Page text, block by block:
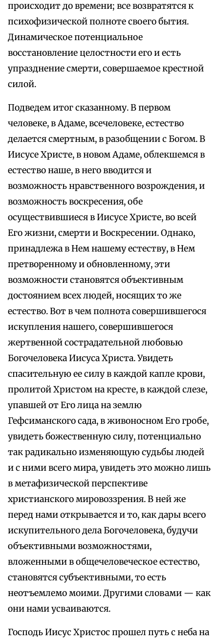
происходит до времени; все возвратятся к
психофизической полноте своего бытия.
Динамическое потенциальное
восстановление целостности его и есть
упразднение смерти, совершаемое крестной
силой.
Подведем итог сказанному. В первом
человеке, в Адаме, всечеловеке, естество
делается смертным, в разобщении с Богом. В
Иисусе Христе, в новом Адаме, облекшемся в
естество наше, в него вводится и
возможность нравственного возрождения, и
возможность воскресения, обе
осуществившиеся в Иисусе Христе, во всей
Его жизни, смерти и Воскресении. Однако,
принадлежа в Нем нашему естеству, в Нем
претворенному и обновленному, эти
возможности становятся объективным
достоянием всех людей, носящих то же
естество. Вот в чем полнота совершившегося
искупления нашего, совершившегося
жертвенной сострадательной любовью
Богочеловека Иисуса Христа. Увидеть
спасительную ее силу в каждой капле крови,
пролитой Христом на кресте, в каждой слезе,
упавшей от Его лица на землю
Гефсиманского сада, в живоносном Его гробе,
увидеть божественную силу, потенциально
так радикально изменяющую судьбы людей
и с ними всего мира, увидеть это можно лишь
в метафизической перспективе
христианского мировоззрения. В ней же
перед нами открывается и то, как дары всего
искупительного дела Богочеловека, будучи
объективными возможностями,
вложенными в общечеловеческое естество,
становятся субъективными, то есть
неотъемлемо моими. Другими словами — как
они нами усваиваются.
Господь Иисус Христос прошел путь с неба на